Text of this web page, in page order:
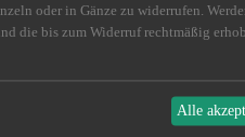
oder in Gänze zu widerrufen.
die bis zum Widerruf rechtmäßig
Alle